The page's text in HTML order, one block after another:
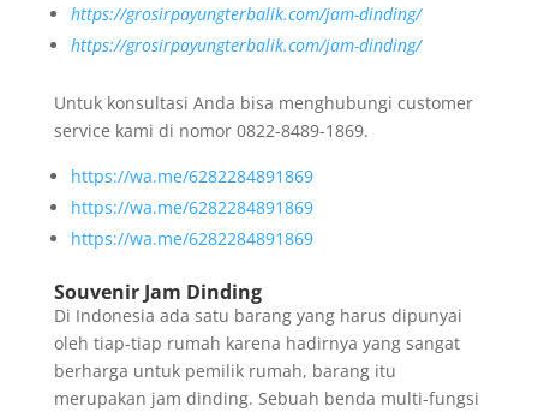
https://grosirpayungterbalik.com/jam-dinding/
https://grosirpayungterbalik.com/jam-dinding/
Untuk konsultasi Anda bisa menghubungi customer
service kami di nomor 0822-8489-1869.
https://wa.me/6282284891869
https://wa.me/6282284891869
https://wa.me/6282284891869
Souvenir Jam Dinding
Di Indonesia ada satu barang yang harus dipunyai
oleh tiap-tiap rumah karena hadirnya yang sangat
berharga untuk pemilik rumah, barang itu
merupakan jam dinding. Sebuah benda multi-fungsi